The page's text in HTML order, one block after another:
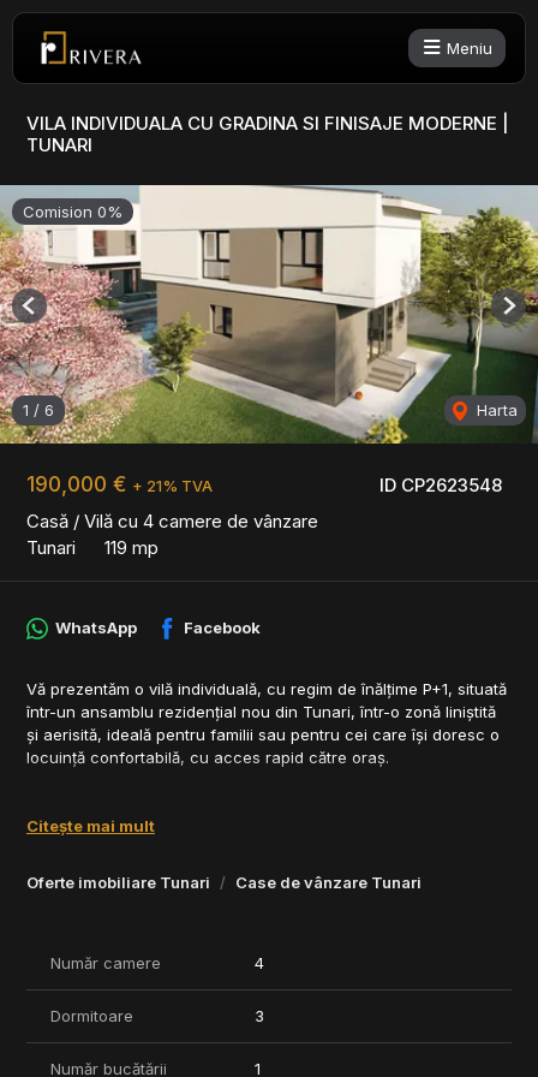
Meniu
VILA INDIVIDUALA CU GRADINA SI FINISAJE MODERNE |
TUNARI
ID CP2623548
190,000 € + 21% TVA
Casă / Vilă cu 4 camere de vânzare
Tunari
119 mp
Comision 0%
1 / 6 Harta
Previous
Oferte imobiliare Tunari Case de vânzare Tunari
WhatsApp Facebook
Vă prezentăm o vilă individuală, cu regim de înălțime P+1, situată
într-un ansamblu rezidențial nou din Tunari, într-o zonă liniștită
și aerisită, ideală pentru familii sau pentru cei care își doresc o
locuință confortabilă, cu acces rapid către oraș.
- Suprafață utilă 119 mp
- Grădină proprie amenajabilă, ideală pentru relaxare sau
- Spații vitrate mari, lumină naturală pe tot parcursul zilei
Facilități ale ansamblului:
- Străzi asfaltate, iluminat stradal, utilități complete (gaze, apă,
canalizare, electricitate)
Citește mai mult
Număr camere 4
Dormitoare 3
Număr bucătării 1